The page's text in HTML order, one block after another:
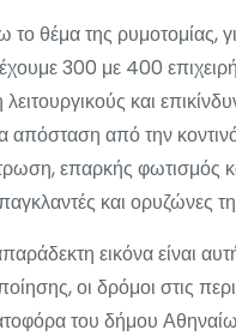
το θέμα της ρυμοτομίας,
300 με 400
και
απόσταση από την
επαρκής φωτισμός
και ορυζώνες
εικόνα είναι
οι δρόμοι στις
του δήμου